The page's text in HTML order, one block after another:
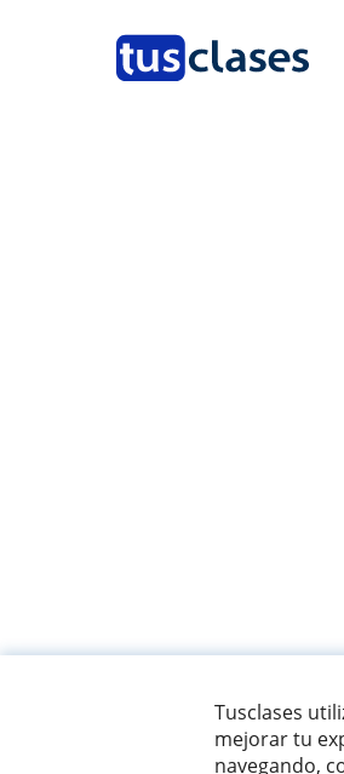
Tusclases
mejorar tu
navegando,
© 2007 - 2026